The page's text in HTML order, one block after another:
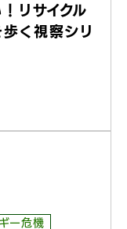
リサイクル
く視察シリ
ー危機